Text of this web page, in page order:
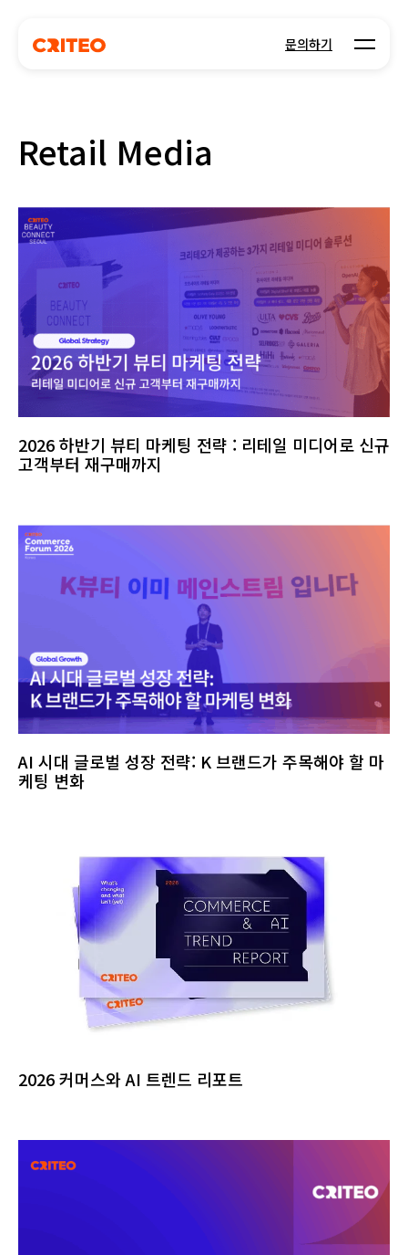
문의하기 Open
Retail Media
2026 하반기 뷰티 마케팅 전략 : 리테일 미디어로 신규
고객부터 재구매까지
AI 시대 글로벌 성장 전략: K 브랜드가 주목해야 할 마
케팅 변화
2026 커머스와 AI 트렌드 리포트